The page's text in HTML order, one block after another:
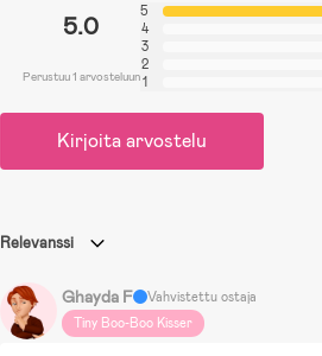
5.0
Perustuu 1 arvosteluun
5
4
3
2
1
Kirjoita arvostelu
Relevanssi
Ghayda F
Vahvistettu ostaja
Tiny Boo-Boo Kisser